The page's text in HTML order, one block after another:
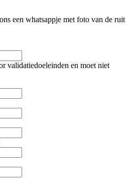
een whatsappje met foto van de ruit
validatiedoeleinden en moet niet